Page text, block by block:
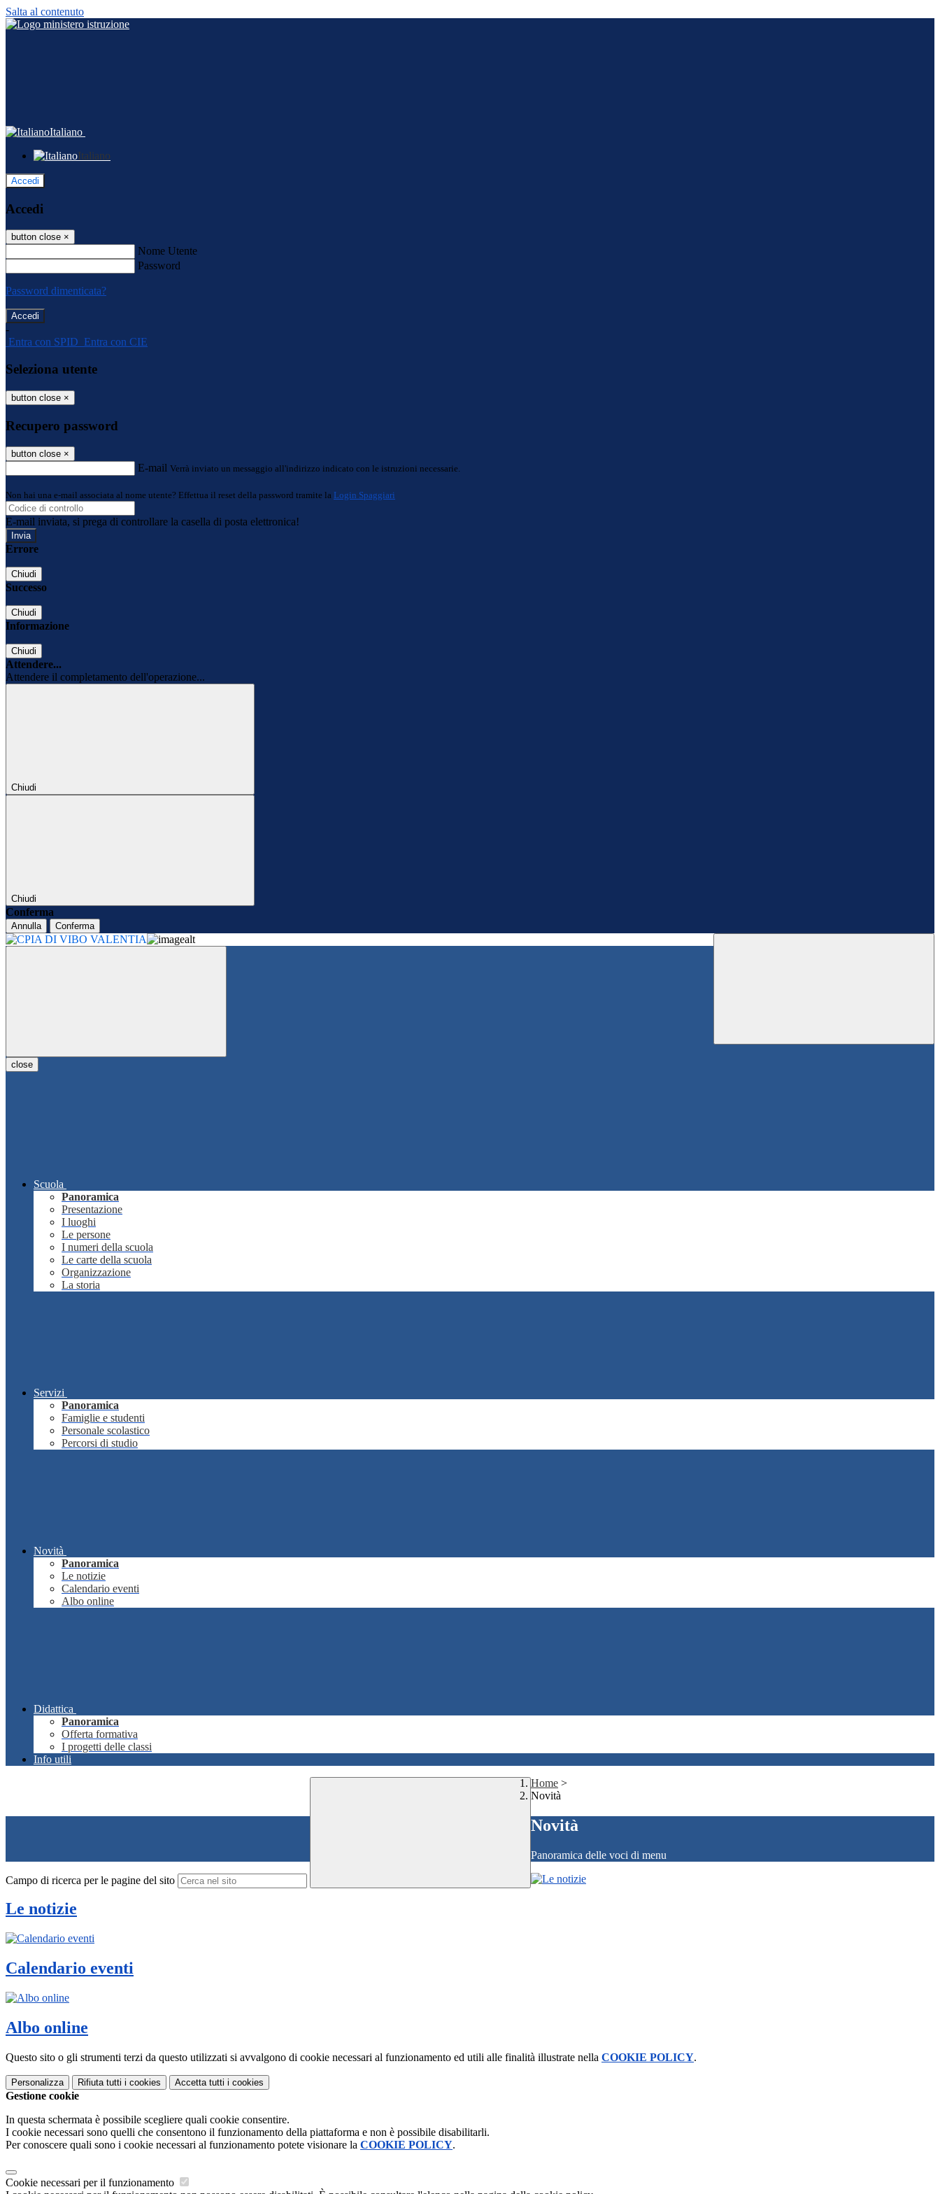
Salta al contenuto
Italiano
Italiano
Accedi
Accedi
button close ×
Nome Utente
Password
Password dimenticata?
-
Entra con SPID Entra con CIE
Seleziona utente
button close ×
Recupero password
button close ×
E-mail Verrà inviato un messaggio all'indirizzo indicato con le istruzioni necessarie.
Non hai una e-mail associata al nome utente? Effettua il reset della password tramite la Login Spaggiari
E-mail inviata, si prega di controllare la casella di posta elettronica!
Errore
Chiudi
Successo
Chiudi
Informazione
Chiudi
Attendere...
Attendere il completamento dell'operazione...
Chiudi
Chiudi
Conferma
Annulla Conferma
close
Scuola
Panoramica
Presentazione
I luoghi
Le persone
I numeri della scuola
Le carte della scuola
Organizzazione
La storia
Servizi
Panoramica
Famiglie e studenti
Personale scolastico
Percorsi di studio
Novità
Panoramica
Le notizie
Calendario eventi
Albo online
Didattica
Panoramica
Offerta formativa
I progetti delle classi
Info utili
Campo di ricerca per le pagine del sito
Home >
Novità
Novità
Panoramica delle voci di menu
Le notizie
Calendario eventi
Albo online
Questo sito o gli strumenti terzi da questo utilizzati si avvalgono di cookie necessari al funzionamento ed utili alle finalità illustrate nella COOKIE POLICY.
Personalizza Rifiuta tutti i cookies Accetta tutti i cookies
Gestione cookie
In questa schermata è possibile scegliere quali cookie consentire.
I cookie necessari sono quelli che consentono il funzionamento della piattaforma e non è possibile disabilitarli.
Per conoscere quali sono i cookie necessari al funzionamento potete visionare la COOKIE POLICY.
Cookie necessari per il funzionamento